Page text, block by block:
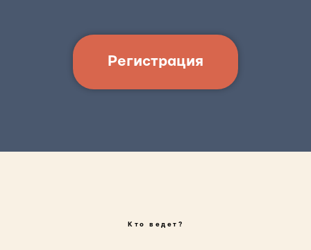
Регистрация
Кто ведет?